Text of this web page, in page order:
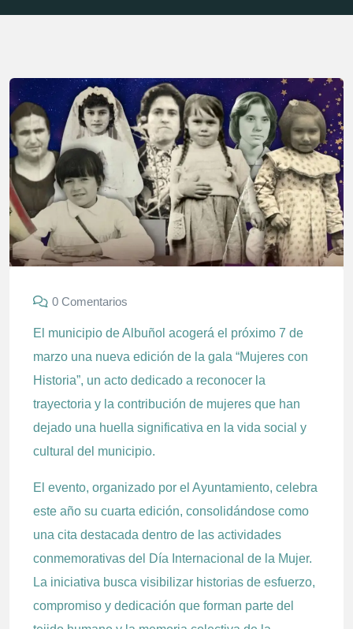
0 Comentarios
El municipio de Albuñol acogerá el próximo 7 de
marzo una nueva edición de la gala “Mujeres con
Historia”, un acto dedicado a reconocer la
trayectoria y la contribución de mujeres que han
dejado una huella significativa en la vida social y
cultural del municipio.
El evento, organizado por el Ayuntamiento, celebra
este año su cuarta edición, consolidándose como
una cita destacada dentro de las actividades
conmemorativas del Día Internacional de la Mujer.
La iniciativa busca visibilizar historias de esfuerzo,
compromiso y dedicación que forman parte del